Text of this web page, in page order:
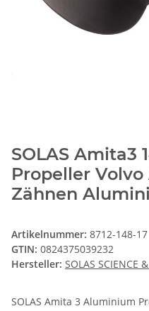
SOLAS Amita3
Propeller Volvo
Zähnen
Artikelnummer: 8712-148-17
GTIN: 0824375039232
Hersteller: SOLAS SCIENCE
SOLAS Amita 3 Aluminium